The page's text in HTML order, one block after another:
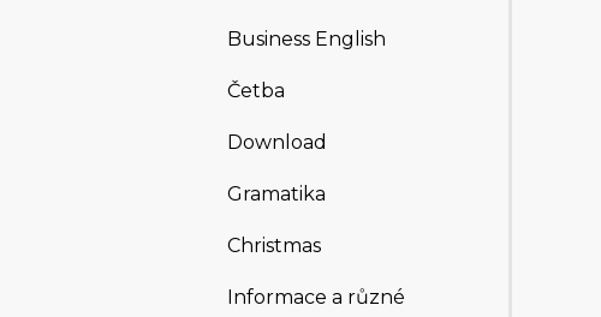
Business English
Četba
Download
Gramatika
Christmas
Informace a různé